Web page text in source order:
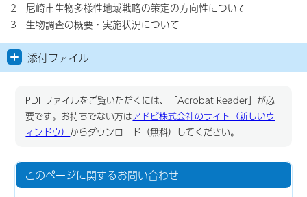
2 尼崎市生物多様性地域戦略の策定の方向性について
3 生物調査の概要・実施状況について
添付ファイル
PDFファイルをご覧いただくには、「Acrobat Reader」が必
要です。お持ちでない方はアドビ株式会社のサイト（新しいウ
ィンドウ） からダウンロード（無料）してください。
このページに関するお問い合わせ